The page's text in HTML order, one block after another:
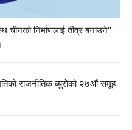
निर्माणलाई तीव्र बनाउने"
राजनीतिक ब्युरोको २७औं समूह